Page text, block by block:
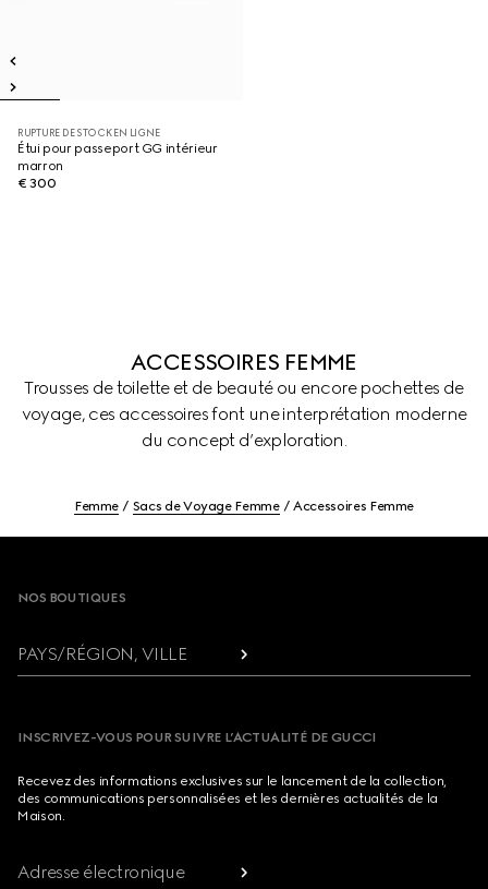
RUPTURE DE STOCK EN LIGNE
Étui pour passeport GG intérieur
marron
€ 300
ACCESSOIRES FEMME
Trousses de toilette et de beauté ou encore pochettes de
voyage, ces accessoires font une interprétation moderne
du concept d’exploration.
Femme Sacs de Voyage Femme Accessoires Femme
NOS BOUTIQUES
PAYS/RÉGION, VILLE
INSCRIVEZ-VOUS POUR SUIVRE L’ACTUALITÉ DE GUCCI
Recevez des informations exclusives sur le lancement de la collection,
des communications personnalisées et les dernières actualités de la
Maison.
Adresse électronique